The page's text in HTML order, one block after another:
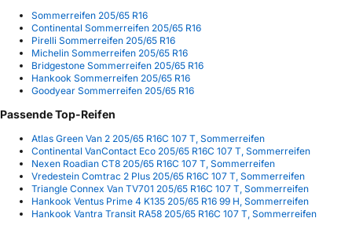
Sommerreifen 205/65 R16
Continental Sommerreifen 205/65 R16
Pirelli Sommerreifen 205/65 R16
Michelin Sommerreifen 205/65 R16
Bridgestone Sommerreifen 205/65 R16
Hankook Sommerreifen 205/65 R16
Goodyear Sommerreifen 205/65 R16
Passende Top-Reifen
Atlas Green Van 2 205/65 R16C 107 T, Sommerreifen
Continental VanContact Eco 205/65 R16C 107 T, Sommerreifen
Nexen Roadian CT8 205/65 R16C 107 T, Sommerreifen
Vredestein Comtrac 2 Plus 205/65 R16C 107 T, Sommerreifen
Triangle Connex Van TV701 205/65 R16C 107 T, Sommerreifen
Hankook Ventus Prime 4 K135 205/65 R16 99 H, Sommerreifen
Hankook Vantra Transit RA58 205/65 R16C 107 T, Sommerreifen